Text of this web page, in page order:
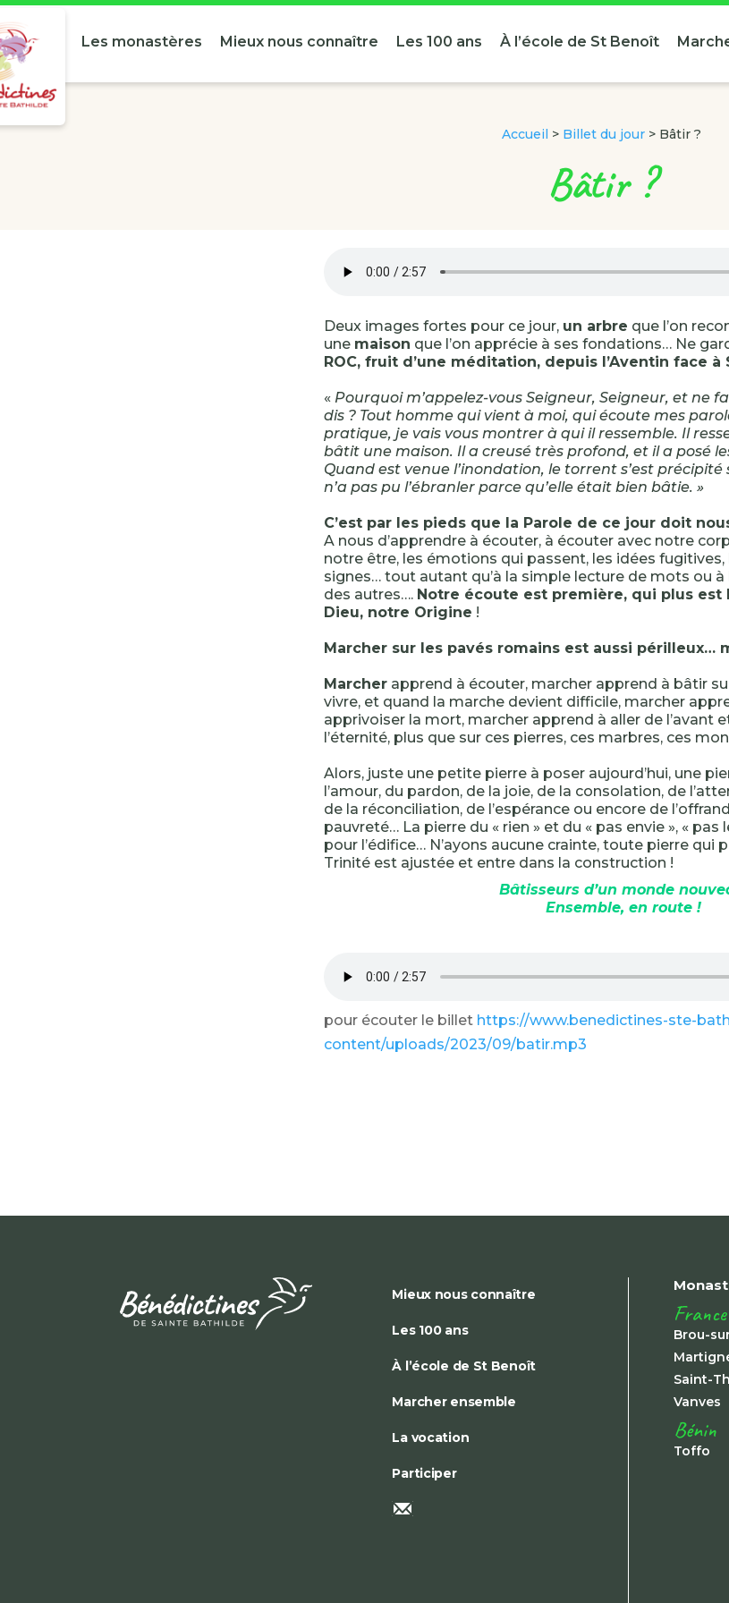
Les monastères Mieux nous connaître Les 100 ans À l’école de St Benoît
Accueil > Billet du jour> Bâtir ?
Bâtir ?
Deux images fortes pour ce jour, un arbre que l’on
une maison que l’on apprécie à ses fondations… Ne
ROC, fruit d’une méditation, depuis l’Aventin face à
« Pourquoi m’appelez-vous Seigneur, Seigneur, et ne
dis ? Tout homme qui vient à moi, qui écoute mes
pratique, je vais vous montrer à qui il ressemble. Il
bâtit une maison. Il a creusé très profond, et il a posé
Quand est venue l’inondation, le torrent s’est
n’a pas pu l’ébranler parce qu’elle était bien bâtie. »
C’est par les pieds que la Parole de ce jour doit
A nous d’apprendre à écouter, à écouter avec notre
notre être, les émotions qui passent, les idées fugitives,
signes… tout autant qu’à la simple lecture de mots ou à
des autres…. Notre écoute est première, qui plus est
Dieu, notre Origine !
Marcher sur les pavés romains est aussi périlleux…
Marcher apprend à écouter, marcher apprend à bâtir
vivre, et quand la marche devient difficile, marcher
apprivoiser la mort, marcher apprend à aller de l’avant
l’éternité, plus que sur ces pierres, ces marbres, ces
Alors, juste une petite pierre à poser aujourd’hui, une
l’amour, du pardon, de la joie, de la consolation, de
de la réconciliation, de l’espérance ou encore de
pauvreté… La pierre du « rien » et du « pas envie », «
pour l’édifice… N’ayons aucune crainte, toute pierre qui
Trinité est ajustée et entre dans la construction !
Bâtisseurs d’un monde
Ensemble, en route !
pour écouter le billet https://www.benedictines-ste-
content/uploads/2023/09/batir.mp3
Mieux nous connaître
Les 100 ans
À l’école de St Benoît
Marcher ensemble
La vocation
Participer
France
Brou-
Saint-
Vanves
Bénin
Toffo